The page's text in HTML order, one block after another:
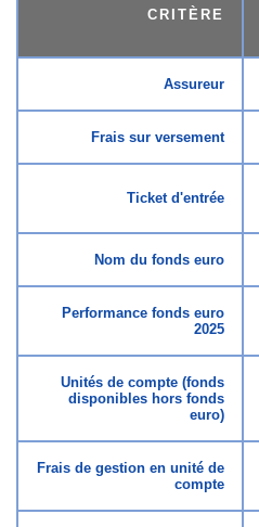
CRITÈRE
Assureur
Frais sur versement
Ticket d'entrée
Nom du fonds euro
Performance fonds euro
2025
Unités de compte (fonds
disponibles hors fonds
euro)
Frais de gestion en unité de
compte